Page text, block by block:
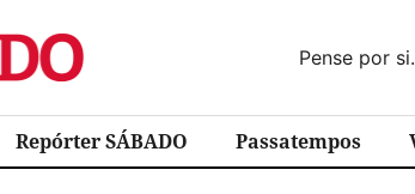
Pense por si.
Repórter SÁBADO Passatempos